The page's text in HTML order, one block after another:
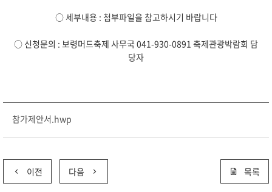
○ 세부내용 : 첨부파일을 참고하시기 바랍니다
○ 신청문의 : 보령머드축제 사무국 041-930-0891 축제관광박람회 담
당자
참가제안서.hwp
이전 다음 목록